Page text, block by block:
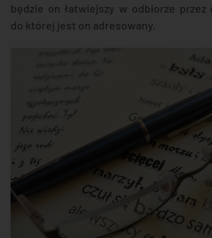
będzie on łatwiejszy w odbiorze przez
do której jest on adresowany.